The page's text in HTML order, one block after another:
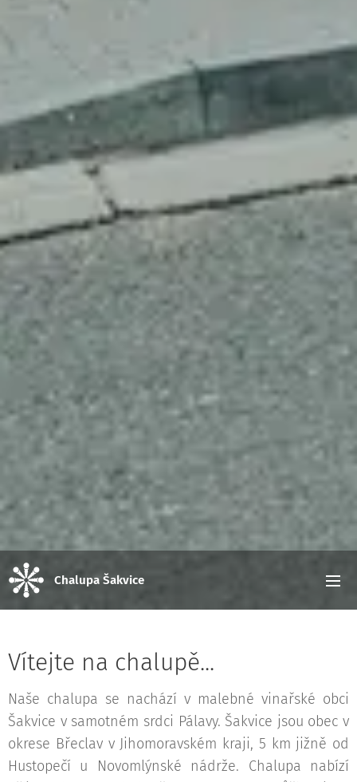
Chalupa Šakvice
Vítejte na chalupě...
Naše chalupa se nachází v malebné vinařské obci
Šakvice v samotném srdci Pálavy. Šakvice jsou obec v
okrese Břeclav v Jihomoravském kraji, 5 km jižně od
Hustopečí u Novomlýnské nádrže. Chalupa nabízí